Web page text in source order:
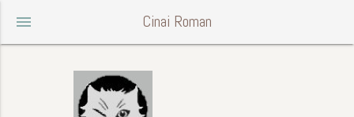
menu Cinai Roman